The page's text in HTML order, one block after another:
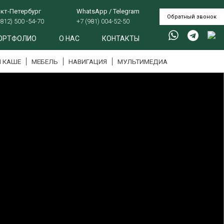
Петербург
500 -54-70
WhatsApp / Telegram
+7 (981) 004-52-50
О НАС КОНТАКТЫ
Обратный звонок
КАШЕ МЕБЕЛЬ НАВИГАЦИЯ МУЛЬТИМЕДИА